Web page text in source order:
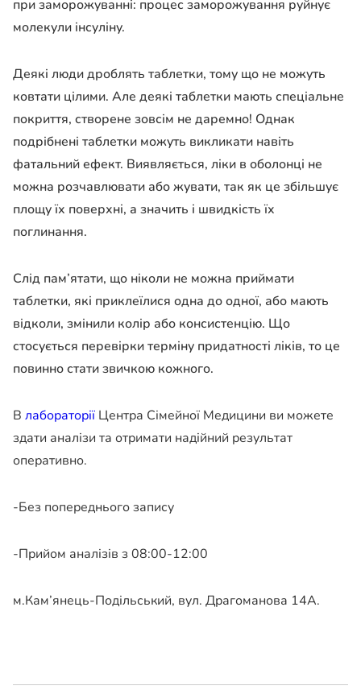
при заморожуванні: процес заморожування руйнує
молекули інсуліну.
Деякі люди дроблять таблетки, тому що не можуть
ковтати цілими. Але деякі таблетки мають спеціальне
покриття, створене зовсім не даремно! Однак
подрібнені таблетки можуть викликати навіть
фатальний ефект. Виявляється, ліки в оболонці не
можна розчавлювати або жувати, так як це збільшує
площу їх поверхні, а значить і швидкість їх
поглинання.
Слід пам’ятати, що ніколи не можна приймати
таблетки, які приклеїлися одна до одної, або мають
відколи, змінили колір або консистенцію. Що
стосується перевірки терміну придатності ліків, то це
повинно стати звичкою кожного.
В лабораторії Центра Сімейної Медицини ви можете
здати аналізи та отримати надійний результат
оперативно.
-Без попереднього запису
-Прийом аналізів з 08:00-12:00
м.Кам’янець-Подільський, вул. Драгоманова 14А.